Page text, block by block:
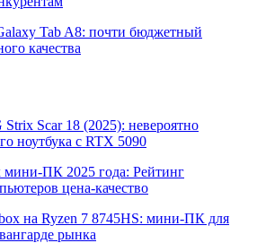
Tab A8: почти бюджетный
качества
Scar 18 (2025): невероятно
ноутбука с RTX 5090
ПК 2025 года: Рейтинг
цена-качество
на Ryzen 7 8745HS: мини-ПК для
рынка